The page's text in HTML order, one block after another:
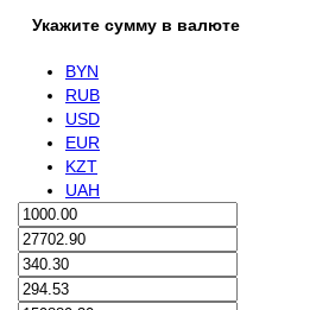
Укажите сумму в валюте
BYN
RUB
USD
EUR
KZT
UAH